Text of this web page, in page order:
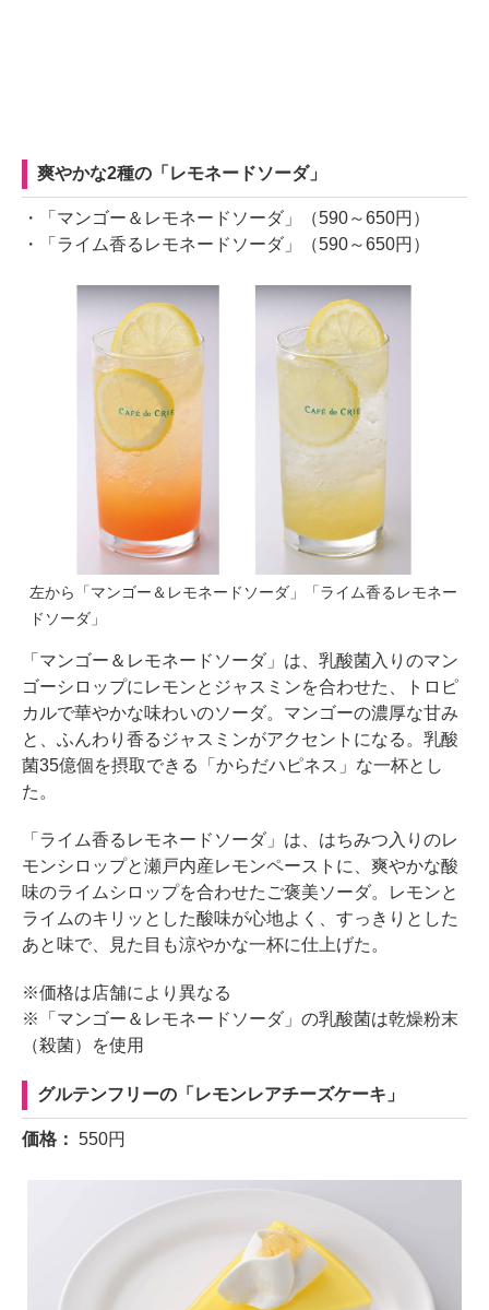
爽やかな2種の「レモネードソーダ」
・「マンゴー＆レモネードソーダ」（590～650円）
・「ライム香るレモネードソーダ」（590～650円）
左から「マンゴー＆レモネードソーダ」「ライム香るレモネー
ドソーダ」
「マンゴー＆レモネードソーダ」は、乳酸菌入りのマン
ゴーシロップにレモンとジャスミンを合わせた、トロピ
カルで華やかな味わいのソーダ。マンゴーの濃厚な甘み
と、ふんわり香るジャスミンがアクセントになる。乳酸
菌35億個を摂取できる「からだハピネス」な一杯とし
た。
「ライム香るレモネードソーダ」は、はちみつ入りのレ
モンシロップと瀬戸内産レモンペーストに、爽やかな酸
味のライムシロップを合わせたご褒美ソーダ。レモンと
ライムのキリッとした酸味が心地よく、すっきりとした
あと味で、見た目も涼やかな一杯に仕上げた。
※価格は店舗により異なる
※「マンゴー＆レモネードソーダ」の乳酸菌は乾燥粉末
（殺菌）を使用
グルテンフリーの「レモンレアチーズケーキ」
価格： 550円